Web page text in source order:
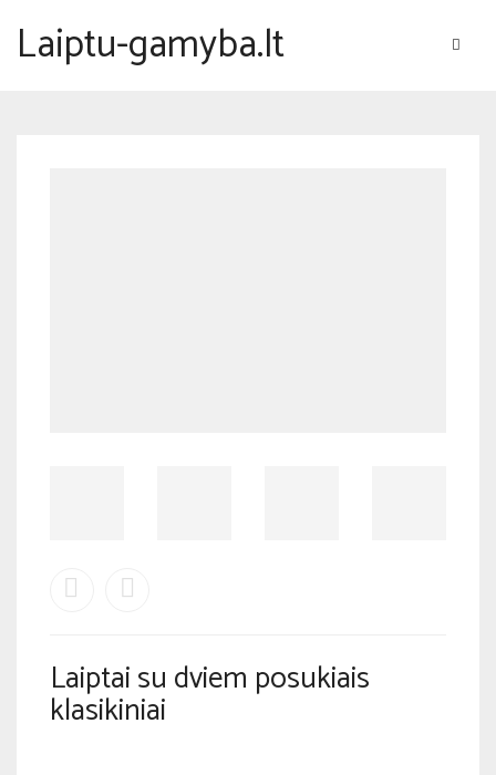
Laiptu-gamyba.lt
Laiptai su dviem posukiais
klasikiniai